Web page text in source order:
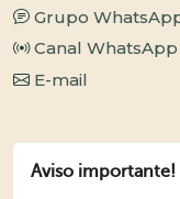
Grupo
Canal WhatsApp
E-mail
Aviso importante!